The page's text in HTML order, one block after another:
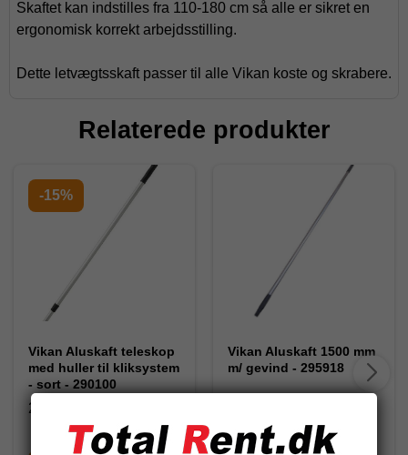
Skaftet kan indstilles fra 110-180 cm så alle er sikret en
ergonomisk korrekt arbejdsstilling.
Dette letvægtsskaft passer til alle Vikan koste og skrabere.
Relaterede produkter
-15%
Vikan Aluskaft teleskop
med huller til kliksystem
- sort - 290100
290100
Vikan Aluskaft 1500 mm
m/ gevind - 295918